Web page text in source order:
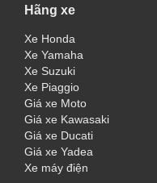
Hãng xe
Xe Honda
Xe Yamaha
Xe Suzuki
Xe Piaggio
Giá xe Moto
Giá xe Kawasaki
Giá xe Ducati
Giá xe Yadea
Xe máy điện